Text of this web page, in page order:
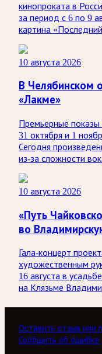
кинопроката в
за период с 6 по 9
картина
10 августа 2026
В Челябинском
«Лакме»
Премьерные
31 октября и 1
Сегодня
из-за сложности
10 августа 2026
«Путь
во
Гала-концерт
художественным
16 августа в
на Клязьме
Оставить отзыв или
Сообщить об ошибке